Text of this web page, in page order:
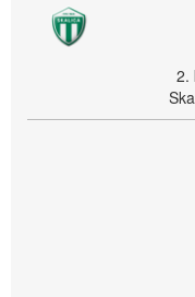
2.